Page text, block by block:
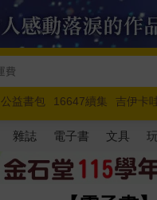
公益書包 16647續集 吉伊卡
馬斯克 玩具總動員5 超慢跑
雜誌 電子書 文具